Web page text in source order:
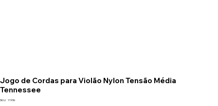
Jogo de Cordas para Violão Nylon Tensão Média
Tennessee
SKU: SKU
11936